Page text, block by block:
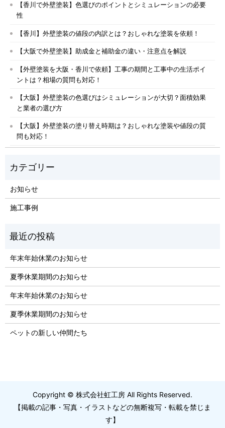
【香川で外壁塗装】色選びのポイントとシミュレーションの必要
性
【香川】外壁塗装の値段の内訳とは？おしゃれな塗装を依頼！
【大阪で外壁塗装】助成金と補助金の違い・注意点を解説
【外壁塗装を大阪・香川で依頼】工事の期間と工事中の生活ポイ
ントは？相場の質問も対応！
【大阪】外壁塗装の色選びはシミュレーションが大切？面積効果
と業者の選び方
【大阪】外壁塗装の塗り替え時期は？おしゃれな塗装や値段の質
問も対応！
お知らせ
施工事例
年末年始休業のお知らせ
夏季休業期間のお知らせ
年末年始休業のお知らせ
夏季休業期間のお知らせ
ペットの新しい仲間たち
Copyright © 株式会社虹工房 All Rights Reserved.
【掲載の記事・写真・イラストなどの無断複写・転載を禁じま
す】